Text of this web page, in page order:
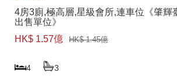
4房3廁,極高層,星級會所,連車位《肇輝
出售單位》
HK$ 1.57億
HK$ 1.45億
4 3